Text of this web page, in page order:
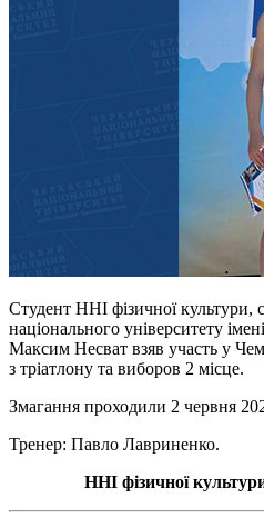
Студент ННІ фізичної культури,
національного університету
Максим Несват взяв участь у
з тріатлону та виборов 2 місце.
Змагання проходили 2 червня
Тренер: Павло Лавриненко.
ННІ фізичної